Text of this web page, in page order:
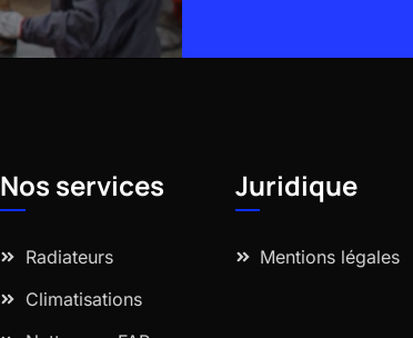
Nos services
Radiateurs
Climatisations
Juridique
Mentions légales